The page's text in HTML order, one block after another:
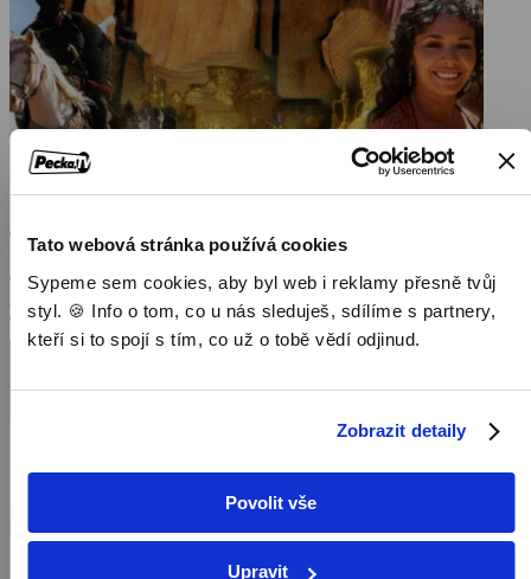
Tato webová stránka používá cookies
Sypeme sem cookies, aby byl web i reklamy přesně tvůj
styl. 🍪 Info o tom, co u nás sleduješ, sdílíme s partnery,
kteří si to spojí s tím, co už o tobě vědí odjinud.
Zobrazit detaily
Povolit vše
Upravit
2007, Francie, 90 min
Filmy / Rodinné filmy / Dětský / Pohádka